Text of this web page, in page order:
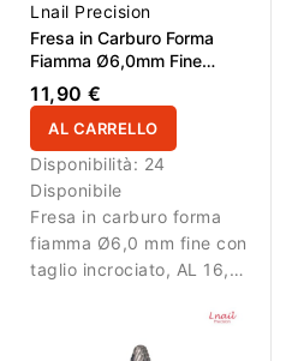
Lnail Precision
Fresa in Carburo Forma
Fiamma Ø6,0mm Fine
Taglio Incrociato LL
16,0mm L/R
11,90 €
AL CARRELLO
Disponibilità: 24
Disponibile
Fresa in carburo forma
fiamma Ø6,0 mm fine con
taglio incrociato, AL 16,0
rifinitura precisa nella
zona cuticola e riduzione